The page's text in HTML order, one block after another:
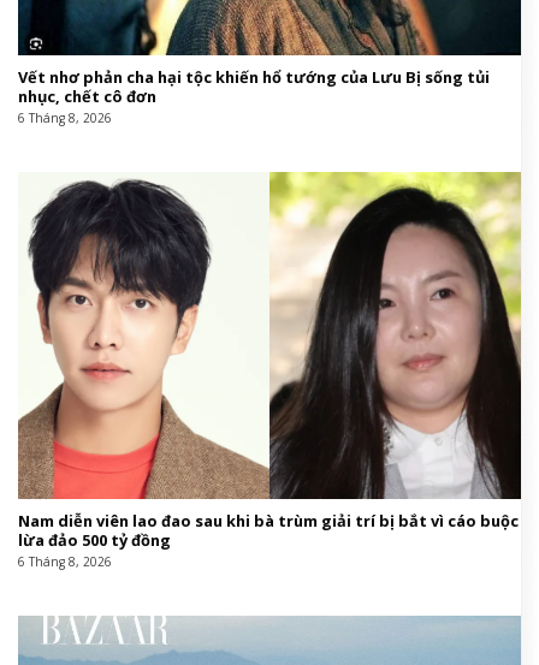
Vết nhơ phản cha hại tộc khiến hổ tướng của Lưu Bị sống tủi
nhục, chết cô đơn
6 Tháng 8, 2026
Nam diễn viên lao đao sau khi bà trùm giải trí bị bắt vì cáo buộc
lừa đảo 500 tỷ đồng
6 Tháng 8, 2026